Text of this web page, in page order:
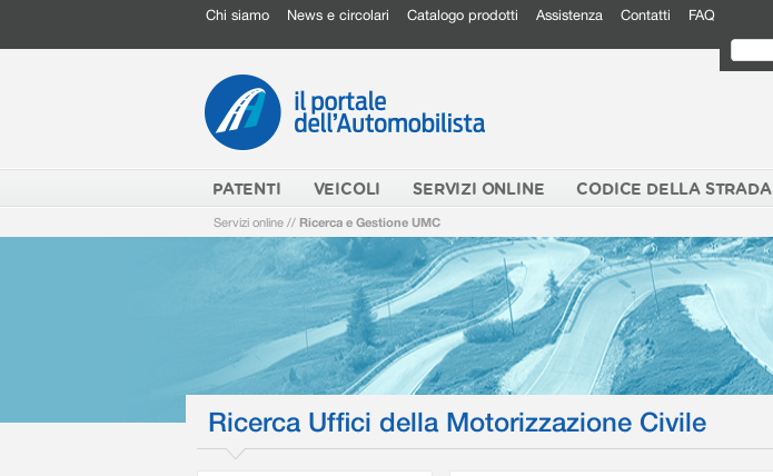
Chi siamo News e circolari Catalogo prodotti Assistenza Contatti FAQ
PATENTI VEICOLI SERVIZI ONLINE CODICE DELLA STRADA
Servizi online // Ricerca e Gestione UMC
Ricerca Uffici della Motorizzazione Civile